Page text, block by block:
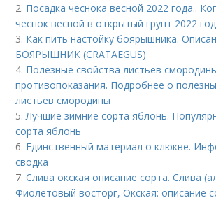
2. Посадка чеснока весной 2022 года..
чеснок весной в открытый грунт 2022
3. Как пить настойку боярышника.
БОЯРЫШНИК (CRATAEGUS)
4. Полезные свойства листьев
противопоказания. Подробнее о
листьев смородины
5. Лучшие зимние сорта яблонь.
сорта яблонь
6. Единственный материал о клюкве.
сводка
7.Слива окская описание сорта. Слива
Фиолетовый восторг, Окская: описание